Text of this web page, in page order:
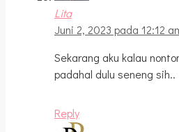
Lita
Juni 2, 2023 pada 12:12
Sekarang aku kalau
padahal dulu seneng sih..
Reply